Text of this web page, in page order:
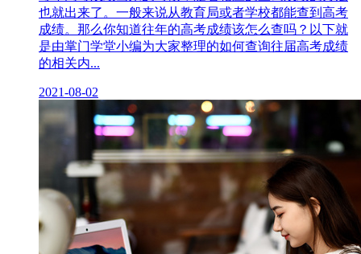
也就出来了。一般来说从教育局或者学校都能查到高考
成绩。那么你知道往年的高考成绩该怎么查吗？以下就
是由掌门学堂小编为大家整理的如何查询往届高考成绩
的相关内...
2021-08-02